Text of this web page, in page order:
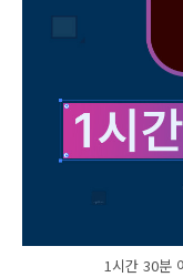
1시간 30분